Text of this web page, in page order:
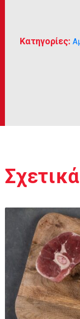
Κατηγορίες: